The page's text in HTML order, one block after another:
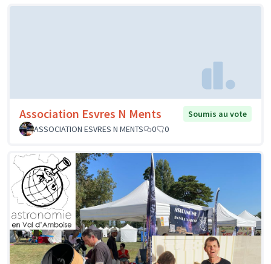
Association Esvres N Ments
Soumis au vote
ASSOCIATION ESVRES N MENTS
0 0